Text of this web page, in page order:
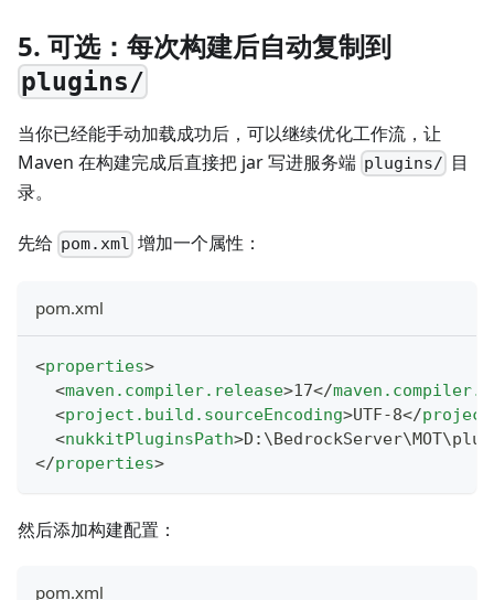
5. 可选：每次构建后自动复制到
plugins/
当你已经能手动加载成功后，可以继续优化工作流，让
Maven 在构建完成后直接把 jar 写进服务端 plugins/ 目
录。
先给 pom.xml 增加一个属性：
pom.xml
<properties>
<maven.compiler.release>17</
<project.build.sourceEncoding>UTF-8</
<nukkitPluginsPath>
</properties>
然后添加构建配置：
pom.xml